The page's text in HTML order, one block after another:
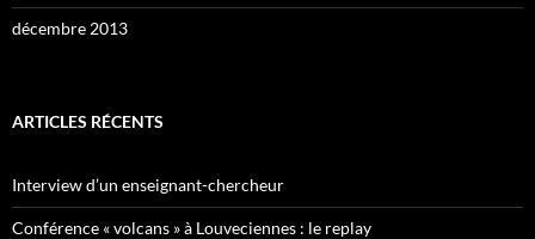
décembre 2013
ARTICLES RÉCENTS
Interview d’un enseignant-chercheur
Conférence « volcans » à Louveciennes : le replay